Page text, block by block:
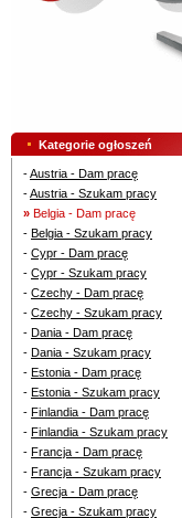
Kategorie ogłoszeń
-Austria - Dam pracę
-Austria - Szukam pracy
» Belgia - Dam pracę
- Belgia - Szukam pracy
- Cypr - Dam pracę
- Cypr - Szukam pracy
- Czechy - Dam pracę
- Czechy - Szukam pracy
- Dania - Dam pracę
- Dania - Szukam pracy
- Estonia - Dam pracę
- Estonia - Szukam pracy
- Finlandia - Dam pracę
- Finlandia - Szukam pracy
- Francja - Dam pracę
- Francja - Szukam pracy
- Grecja - Dam pracę
- Grecja - Szukam pracy